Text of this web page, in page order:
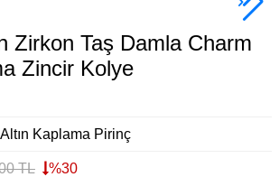
Zirkon Taş Damla Charm
Zincir Kolye
Kaplama Pirinç
TL %30